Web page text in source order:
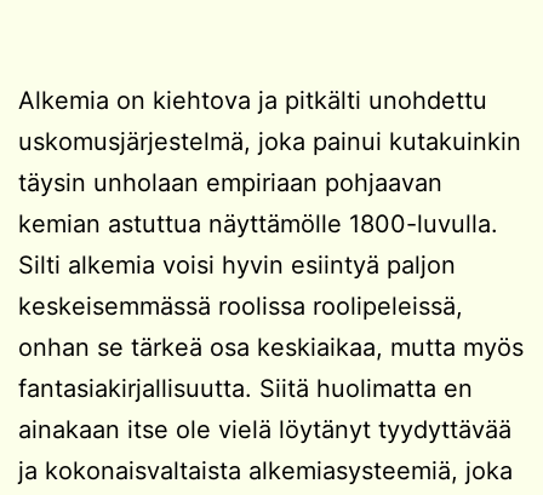
Alkemia on kiehtova ja pitkälti unohdettu
uskomusjärjestelmä, joka painui kutakuinkin
täysin unholaan empiriaan pohjaavan
kemian astuttua näyttämölle 1800-luvulla.
Silti alkemia voisi hyvin esiintyä paljon
keskeisemmässä roolissa roolipeleissä,
onhan se tärkeä osa keskiaikaa, mutta myös
fantasiakirjallisuutta. Siitä huolimatta en
ainakaan itse ole vielä löytänyt tyydyttävää
ja kokonaisvaltaista alkemiasysteemiä, joka